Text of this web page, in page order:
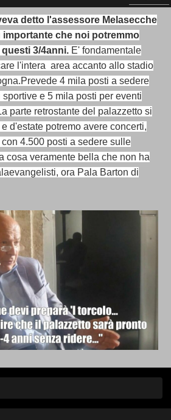
detto l'assessore Melasecche
importante che noi potremmo
3/4anni. E' fondamentale
l'intera area accanto allo stadio
4 mila posti a sedere
e 5 mila posti per eventi
parte retrostante del palazzetto si
d'estate potremo avere concerti,
4.500 posti a sedere sulle
cosa veramente bella che non ha
ora Pala Barton di